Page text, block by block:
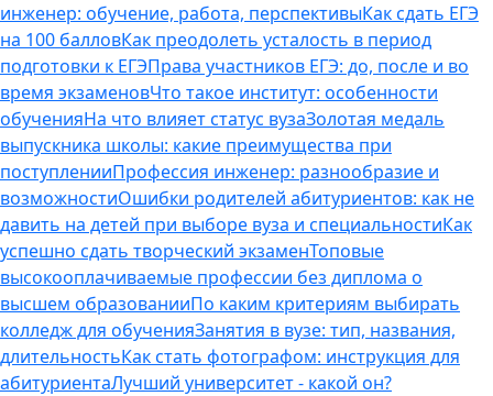
инженер: обучение, работа, перспективыКак сдать ЕГЭ
на 100 балловКак преодолеть усталость в период
подготовки к ЕГЭПрава участников ЕГЭ: до, после и во
время экзаменовЧто такое институт: особенности
обученияНа что влияет статус вузаЗолотая медаль
выпускника школы: какие преимущества при
поступленииПрофессия инженер: разнообразие и
возможностиОшибки родителей абитуриентов: как не
давить на детей при выборе вуза и специальностиКак
успешно сдать творческий экзаменТоповые
высокооплачиваемые профессии без диплома о
высшем образованииПо каким критериям выбирать
колледж для обученияЗанятия в вузе: тип, названия,
длительностьКак стать фотографом: инструкция для
абитуриентаЛучший университет - какой он?